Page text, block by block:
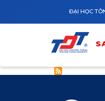
SAU ĐẠI
ĐẠI HỌC